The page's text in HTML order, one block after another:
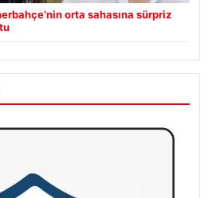
orta sahasına sürpriz